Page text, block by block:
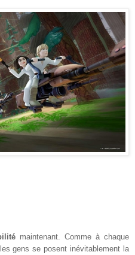
maintenant. Comme à chaque
gens se posent inévitablement la